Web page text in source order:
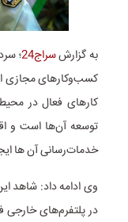
به گزارشسراج24
؛
کسب‌وکارهای مجازی
کارهای فعال در
توسعه آن‌ها است و
خدمات‌رسانی آن ها
وی ادامه داد: شاهد
در پلتفرم‌های خارجی